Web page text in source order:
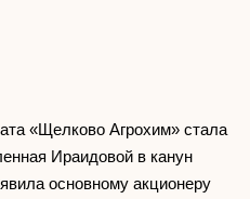
«Щелково Агрохим» стала
Ираидовой в канун
основному акционеру